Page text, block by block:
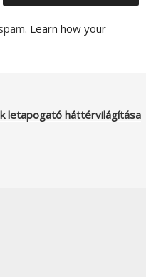
Learn how your
letapogató háttérvilágítása